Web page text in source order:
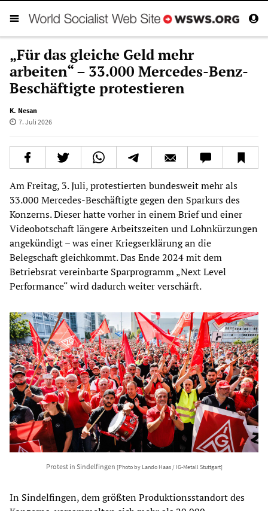
„Für das gleiche Geld mehr
arbeiten“ – 33.000 Mercedes-Benz-
Beschäftigte protestieren
K. Nesan
7. Juli 2026
Am Freitag, 3. Juli, protestierten bundesweit mehr als
33.000 Mercedes-Beschäftigte gegen den Sparkurs des
Konzerns. Dieser hatte vorher in einem Brief und einer
Videobotschaft längere Arbeitszeiten und Lohnkürzungen
angekündigt – was einer Kriegserklärung an die
Belegschaft gleichkommt. Das Ende 2024 mit dem
Betriebsrat vereinbarte Sparprogramm „Next Level
Performance“ wird dadurch weiter verschärft.
Protest in Sindelfingen [Photo by Lando Haas / IG-Metall Stuttgart]
In Sindelfingen, dem größten Produktionsstandort des